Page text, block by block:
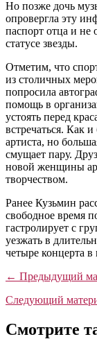
Но позже дочь
опровергла эту
паспорт отца и не
статусе звезды.
Отметим, что
из столичных
попросила
помощь в
устоять перед
встречаться. Как
артиста, но
смущает пару.
новой женщины
творчеством.
Ранее Кузьмин
свободное время
гастролирует с
уезжать в
четыре концерта
← Предыдущий
Следующий
Смотрите